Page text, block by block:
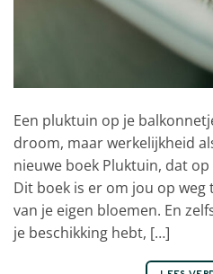
Een pluktuin op je
droom, maar werkelijkheid
nieuwe boek Pluktuin, dat
Dit boek is er om jou op
van je eigen bloemen. En
je beschikking hebt, […]